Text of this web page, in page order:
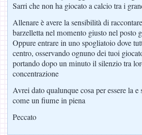
Sarri che non ha giocato a calcio tra i
Allenare è avere la sensibilità di
barzelletta nel momento giusto nel posto
Oppure entrare in uno spogliatoio dove
centro, osservando ognuno dei tuoi
portando dopo un minuto il silenzio tra
concentrazione
Avrei dato qualunque cosa per essere la
come un fiume in piena
Peccato